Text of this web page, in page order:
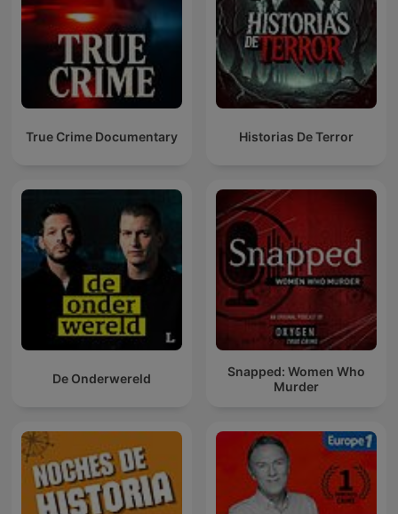
True Crime Documentary Historias De Terror
De Onderwereld
Snapped: Women Who
Murder